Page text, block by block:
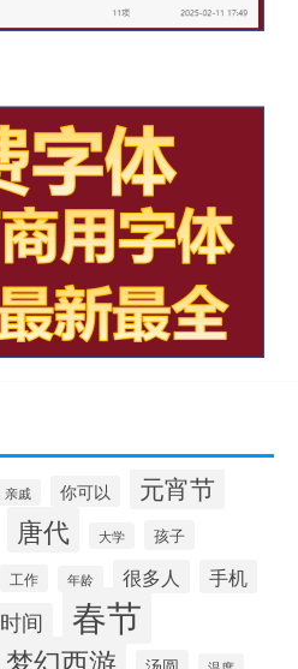
亲戚 你可以 元宵节
唐代 大学 孩子
工作 年龄 很多人 手机
时间 春节
梦幻西游